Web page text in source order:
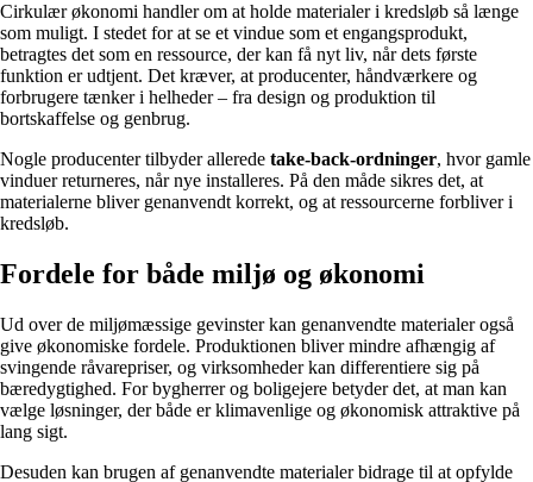
Cirkulær økonomi handler om at holde materialer i kredsløb så længe
som muligt. I stedet for at se et vindue som et engangsprodukt,
betragtes det som en ressource, der kan få nyt liv, når dets første
funktion er udtjent. Det kræver, at producenter, håndværkere og
forbrugere tænker i helheder – fra design og produktion til
bortskaffelse og genbrug.
Nogle producenter tilbyder allerede take-back-ordninger, hvor gamle
vinduer returneres, når nye installeres. På den måde sikres det, at
materialerne bliver genanvendt korrekt, og at ressourcerne forbliver i
kredsløb.
Fordele for både miljø og økonomi
Ud over de miljømæssige gevinster kan genanvendte materialer også
give økonomiske fordele. Produktionen bliver mindre afhængig af
svingende råvarepriser, og virksomheder kan differentiere sig på
bæredygtighed. For bygherrer og boligejere betyder det, at man kan
vælge løsninger, der både er klimavenlige og økonomisk attraktive på
lang sigt.
Desuden kan brugen af genanvendte materialer bidrage til at opfylde